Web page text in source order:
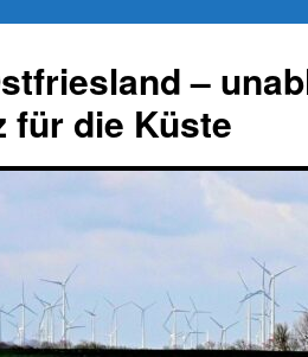
–
für die Küste